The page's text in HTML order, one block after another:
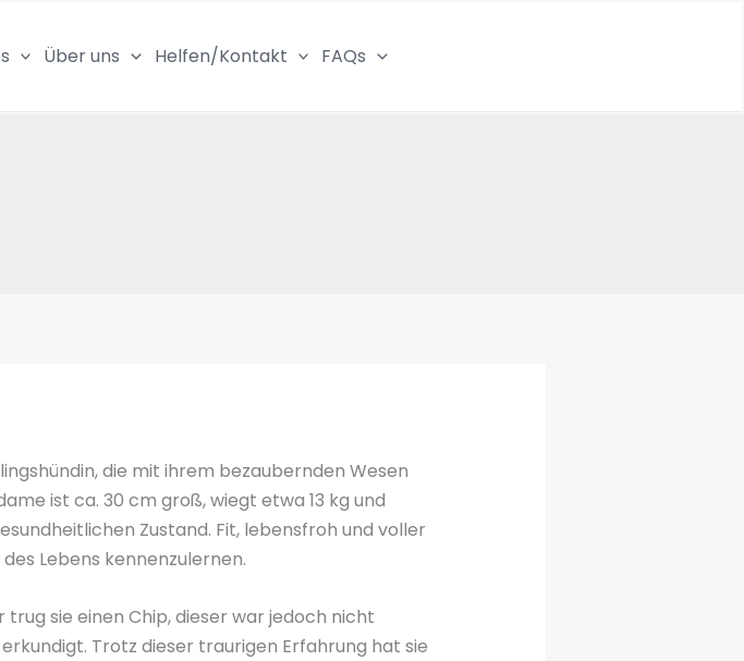
Über uns Helfen/Kontakt FAQs
die mit ihrem bezaubernden Wesen
ist ca. 30 cm groß, wiegt etwa 13 kg und
Zustand. Fit, lebensfroh und voller
Lebens kennenzulernen.
sie einen Chip, dieser war jedoch nicht
Trotz dieser traurigen Erfahrung hat sie